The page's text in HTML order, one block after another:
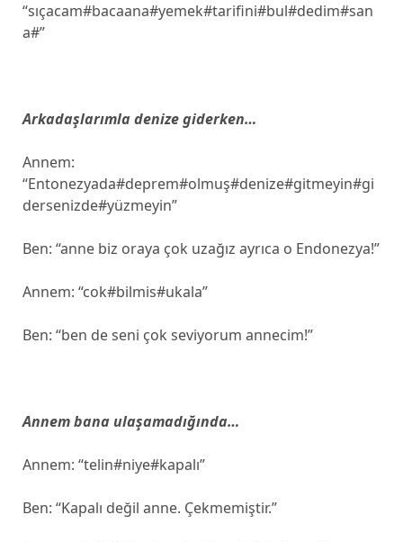
“sıçacam#bacaana#yemek#tarifini#bul#dedim#san
a#”
Arkadaşlarımla denize giderken…
Annem:
“Entonezyada#deprem#olmuş#denize#gitmeyin#gi
dersenizde#yüzmeyin”
Ben: “anne biz oraya çok uzağız ayrıca o Endonezya!”
Annem: “cok#bilmis#ukala”
Ben: “ben de seni çok seviyorum annecim!”
Annem bana ulaşamadığında…
Annem: “telin#niye#kapalı”
Ben: “Kapalı değil anne. Çekmemiştir.”